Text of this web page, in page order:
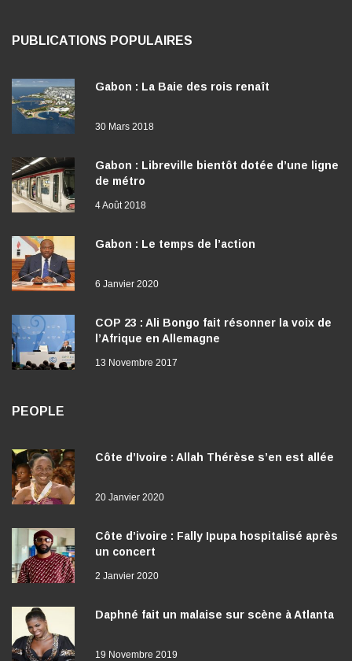
PUBLICATIONS POPULAIRES
Gabon : La Baie des rois renaît
30 Mars 2018
Gabon : Libreville bientôt dotée d’une ligne
de métro
4 Août 2018
Gabon : Le temps de l’action
6 Janvier 2020
COP 23 : Ali Bongo fait résonner la voix de
l’Afrique en Allemagne
13 Novembre 2017
PEOPLE
Côte d’Ivoire : Allah Thérèse s’en est allée
20 Janvier 2020
Côte d’ivoire : Fally Ipupa hospitalisé après
un concert
2 Janvier 2020
Daphné fait un malaise sur scène à Atlanta
19 Novembre 2019